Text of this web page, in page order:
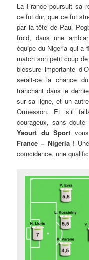
La France poursuit sa
ce fut dur, que ce fut
par la tête de Paul
froid, dans une
équipe du Nigeria qui a
match son petit coup
blessure importante
serait-ce la chance
tranchant dans le
sur sa ligne, et un
Ormesson. Et s’il
courageux, sans doute
Yaourt du Sport
France – Nigeria! Une
coïncidence, une